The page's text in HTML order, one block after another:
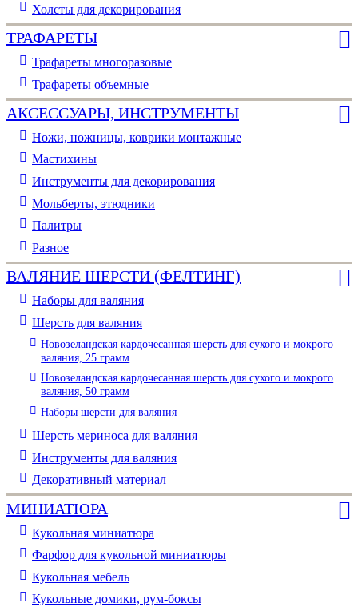
Холсты для декорирования
ТРАФАРЕТЫ
Трафареты многоразовые
Трафареты объемные
АКСЕССУАРЫ, ИНСТРУМЕНТЫ
Ножи, ножницы, коврики монтажные
Мастихины
Инструменты для декорирования
Мольберты, этюдники
Палитры
Разное
ВАЛЯНИЕ ШЕРСТИ (ФЕЛТИНГ)
Наборы для валяния
Шерсть для валяния
Новозеландская кардочесанная шерсть для сухого и мокрого
валяния, 25 грамм
Новозеландская кардочесанная шерсть для сухого и мокрого
валяния, 50 грамм
Наборы шерсти для валяния
Шерсть мериноса для валяния
Инструменты для валяния
Декоративный материал
МИНИАТЮРА
Кукольная миниатюра
Фарфор для кукольной миниатюры
Кукольная мебель
Кукольные домики, рум-боксы